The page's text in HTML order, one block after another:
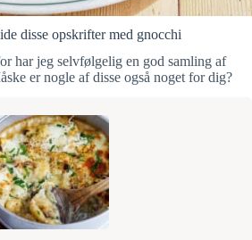
disse opskrifter med gnocchi
har jeg selvfølgelig en god samling af
er nogle af disse også noget for dig?